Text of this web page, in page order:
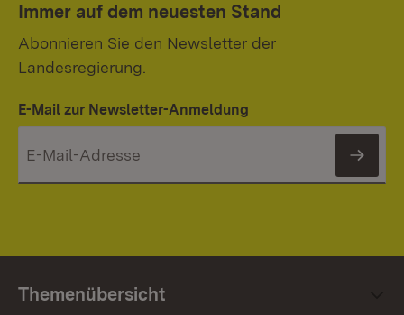
Immer auf dem neuesten Stand
Abonnieren Sie den Newsletter der
Landesregierung.
E-Mail zur Newsletter-Anmeldung
Themenübersicht